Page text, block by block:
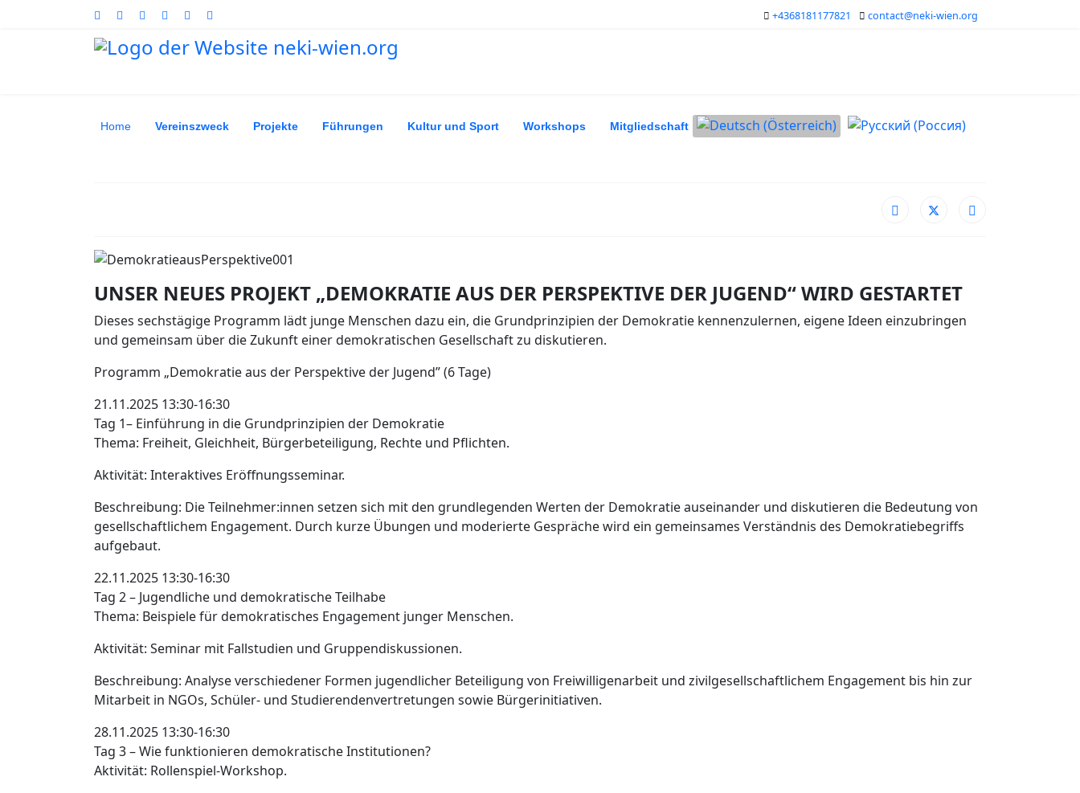
+4368181177821 contact@neki-wien.org
Home Vereinszweck Projekte Führungen Kultur und Sport Workshops Mitgliedschaft Sprache auswählen
UNSER NEUES PROJEKT „DEMOKRATIE AUS DER PERSPEKTIVE DER JUGEND“ WIRD GESTARTET
Dieses sechstägige Programm lädt junge Menschen dazu ein, die Grundprinzipien der Demokratie kennenzulernen, eigene Ideen einzubringen
und gemeinsam über die Zukunft einer demokratischen Gesellschaft zu diskutieren.
Programm „Demokratie aus der Perspektive der Jugend” (6 Tage)
21.11.2025 13:30-16:30
Tag 1– Einführung in die Grundprinzipien der Demokratie
Thema: Freiheit, Gleichheit, Bürgerbeteiligung, Rechte und Pflichten.
Aktivität: Interaktives Eröffnungsseminar.
Beschreibung: Die Teilnehmer:innen setzen sich mit den grundlegenden Werten der Demokratie auseinander und diskutieren die Bedeutung von
gesellschaftlichem Engagement. Durch kurze Übungen und moderierte Gespräche wird ein gemeinsames Verständnis des Demokratiebegriffs
aufgebaut.
22.11.2025 13:30-16:30
Tag 2 – Jugendliche und demokratische Teilhabe
Thema: Beispiele für demokratisches Engagement junger Menschen.
Aktivität: Seminar mit Fallstudien und Gruppendiskussionen.
Beschreibung: Analyse verschiedener Formen jugendlicher Beteiligung von Freiwilligenarbeit und zivilgesellschaftlichem Engagement bis hin zur
Mitarbeit in NGOs, Schüler- und Studierendenvertretungen sowie Bürgerinitiativen.
28.11.2025 13:30-16:30
Tag 3 – Wie funktionieren demokratische Institutionen?
Aktivität: Rollenspiel-Workshop.